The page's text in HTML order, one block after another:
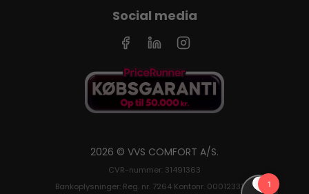
Social media
2026 © VVS COMFORT A/S.
CVR-nummer: 31491363
Bankoplysninger: Reg. nr. 7264 Kontonr. 0001233126